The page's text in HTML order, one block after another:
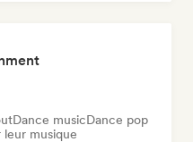
Dance musicDance pop
musique